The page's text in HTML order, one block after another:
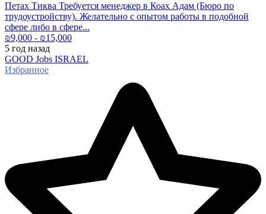
Петах Тиква Требуется менеджер в Коах Адам (Бюро по
трудоустройству). Желательно с опытом работы в подобной
сфере либо в сфере...
₪9,000 - ₪15,000
5 год назад
GOOD Jobs ISRAEL
Избранное